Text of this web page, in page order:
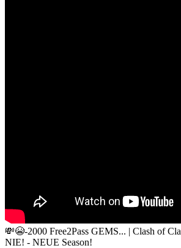
💸😭-2000 Free2Pass GEMS... | Clash of
NIE! - NEUE Season!